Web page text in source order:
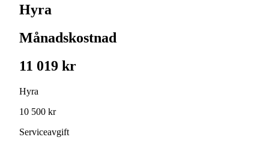
Hyra
Månadskostnad
11 019 kr
Hyra
10 500 kr
Serviceavgift